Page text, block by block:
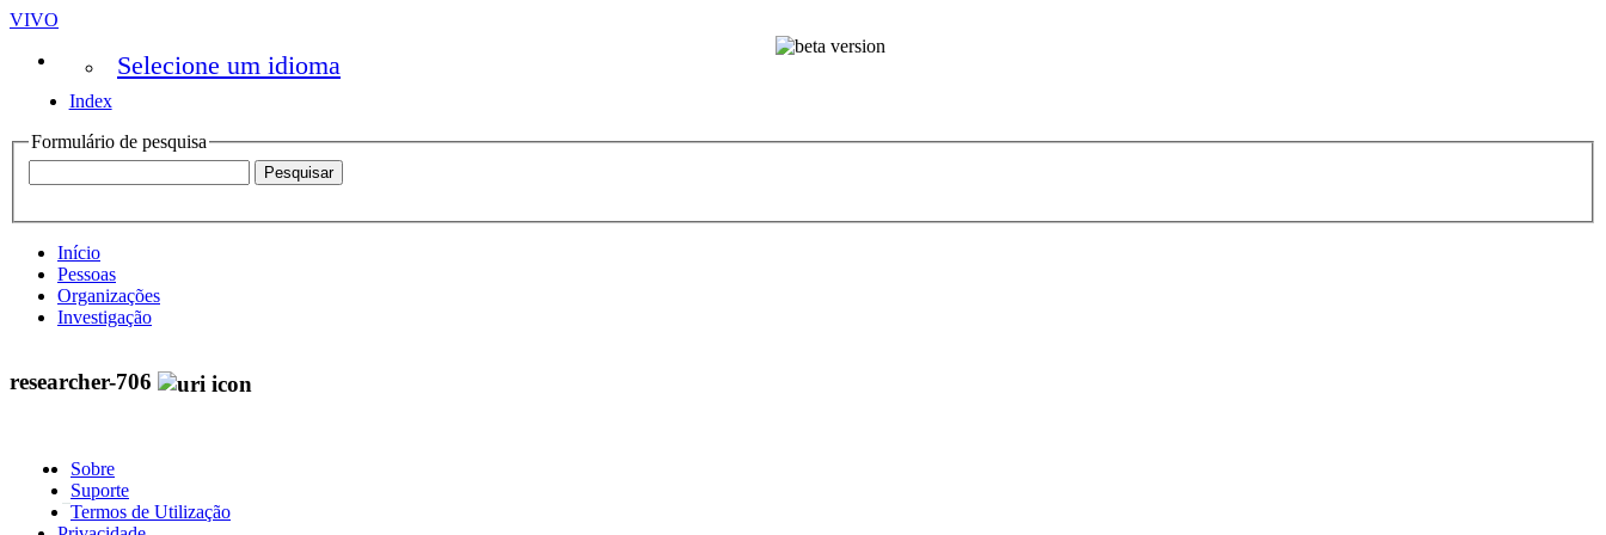
VIVO
Selecione um idioma
Index
Formulário de pesquisa
Início
Pessoas
Organizações
Investigação
researcher-706
Sobre
Suporte
Termos de Utilização